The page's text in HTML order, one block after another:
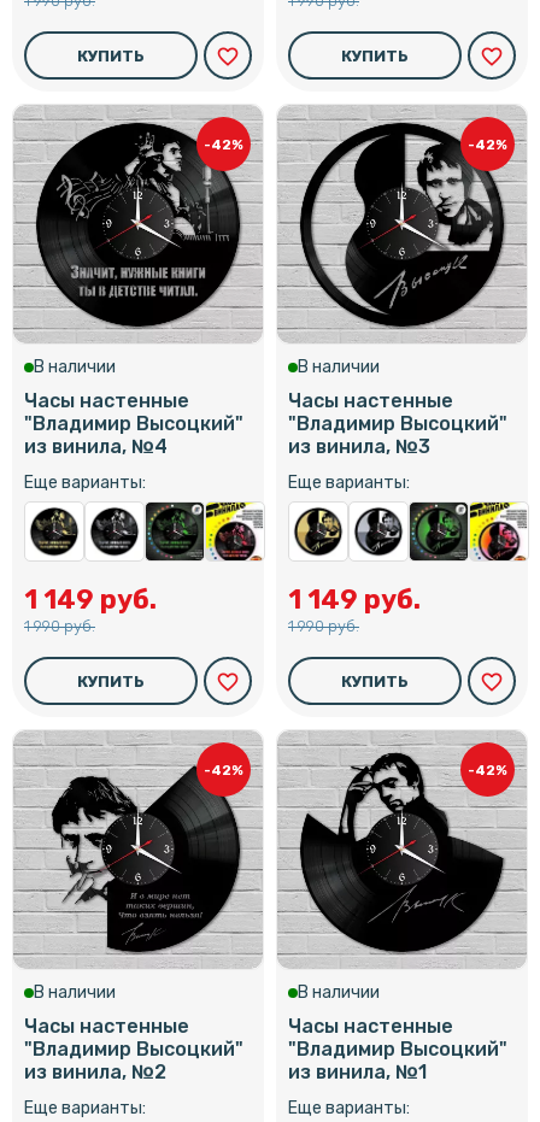
КУПИТЬ favorite_border КУПИТЬ favorite_border
-42%
В наличии
Часы настенные
"Владимир Высоцкий"
из винила, №4
Еще варианты:
1 149 руб.
1 990 руб.
КУПИТЬ favorite_border
-42%
В наличии
Часы настенные
"Владимир Высоцкий"
из винила, №3
Еще варианты:
1 149 руб.
1 990 руб.
КУПИТЬ favorite_border
-42%
В наличии
Часы настенные
"Владимир Высоцкий"
из винила, №2
Еще варианты:
-42%
В наличии
Часы настенные
"Владимир Высоцкий"
из винила, №1
Еще варианты: